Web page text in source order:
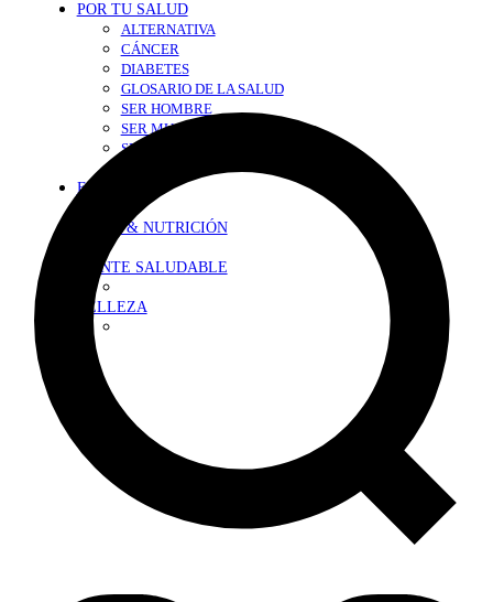
POR TU SALUD
ALTERNATIVA
CÁNCER
DIABETES
GLOSARIO DE LA SALUD
SER HOMBRE
SER MUJER
SEXY-SALUD
EN FORMA
DIETA & NUTRICIÓN
MENTE SALUDABLE
BELLEZA